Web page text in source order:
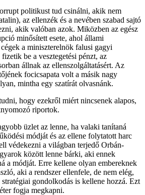
politikust tud csinálni, akik nem
az ellenzék és a nevében szabad sajtó
akik valóban azok. Miközben az egész
minősített esete, ahol állami
a miniszterelnök falusi gagyi
be a vesztegetési pénzt, az
állnak az ellenszolgáltatásért. Az
focicsapata volt a másik nagy
mintha egy szatírát olvasnánk.
hogy ezekről miért nincsenek alapos,
riportok.
üzlet az lenne, ha valaki tanítaná
módját és az ellene folytatott harc
védekezni a világban terjedő Orbán-
között lenne bárki, aki ennek
a módját. Erre kellene olyan embereknek
aki a rendszer ellenfele, de nem elég,
gondolkodás is kellene hozzá. Ezt
fogja megkapni.